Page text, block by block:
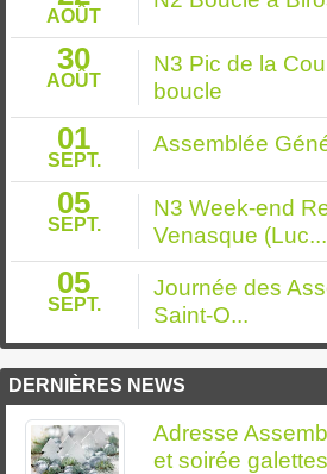
AOÛT
30
AOÛT
N3 Pic de la
boucle
01
SEPT.
Assemblée
05
SEPT.
N3 Week-end
Venasque (Luc...
05
SEPT.
Journée des
Saint-O...
DERNIÈRES NEWS
Adresse
et soirée